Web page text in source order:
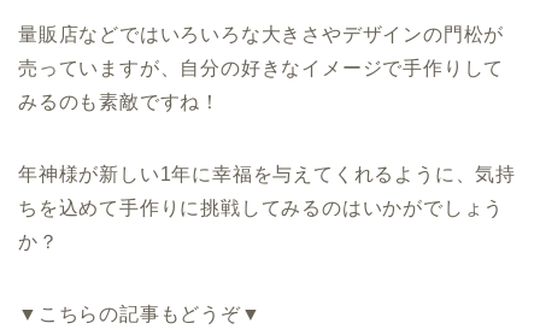
量販店などではいろいろな大きさやデザインの門松が
売っていますが、自分の好きなイメージで手作りして
みるのも素敵ですね！
年神様が新しい1年に幸福を与えてくれるように、気持
ちを込めて手作りに挑戦してみるのはいかがでしょう
か？
▼こちらの記事もどうぞ▼